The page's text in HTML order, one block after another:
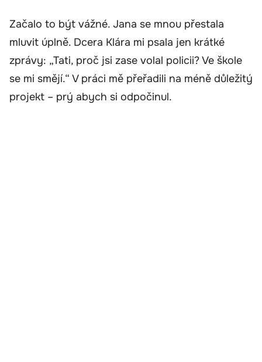
Začalo to být vážné. Jana se mnou přestala
mluvit úplně. Dcera Klára mi psala jen krátké
zprávy: „Tati, proč jsi zase volal policii? Ve škole
se mi smějí.“ V práci mě přeřadili na méně důležitý
projekt – prý abych si odpočinul.